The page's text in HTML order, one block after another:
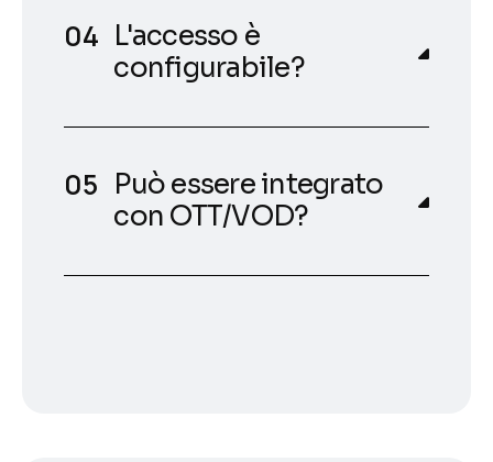
L'accesso è
configurabile?
Può essere integrato
con OTT/VOD?